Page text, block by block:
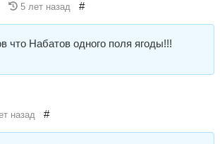
5 лет назад #
что Набатов одного поля ягоды!!!
назад #